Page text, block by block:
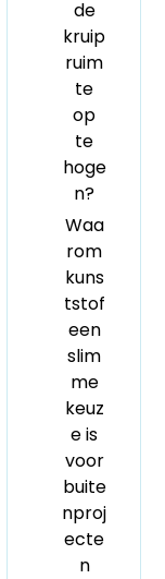
de
kruip
ruim
te
op
te
hoge
n?
Waa
rom
kuns
tstof
een
slim
me
keuz
e is
voor
buite
nproj
ecte
n